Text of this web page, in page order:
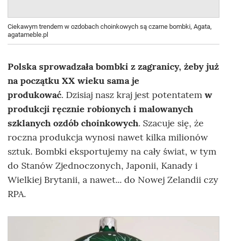
Ciekawym trendem w ozdobach choinkowych są czarne bombki, Agata,
agatameble.pl
Polska sprowadzała bombki z zagranicy, żeby już
na początku XX wieku sama je
produkować. Dzisiaj nasz kraj jest potentatem w
produkcji ręcznie robionych i malowanych
szklanych ozdób choinkowych. Szacuje się, że
roczna produkcja wynosi nawet kilka milionów
sztuk. Bombki eksportujemy na cały świat, w tym
do Stanów Zjednoczonych, Japonii, Kanady i
Wielkiej Brytanii, a nawet... do Nowej Zelandii czy
RPA.